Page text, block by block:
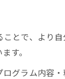
とで、より
す。
グラム内容